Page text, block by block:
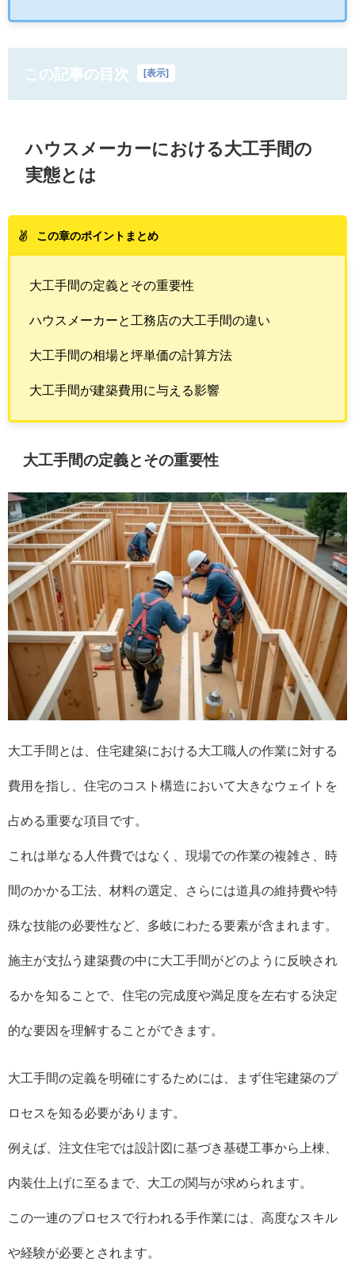
この記事の目次 [表示]
ハウスメーカーにおける大工手間の
実態とは
この章のポイントまとめ
大工手間の定義とその重要性
ハウスメーカーと工務店の大工手間の違い
大工手間の相場と坪単価の計算方法
大工手間が建築費用に与える影響
大工手間の定義とその重要性
大工手間とは、住宅建築における大工職人の作業に対する
費用を指し、住宅のコスト構造において大きなウェイトを
占める重要な項目です。
これは単なる人件費ではなく、現場での作業の複雑さ、時
間のかかる工法、材料の選定、さらには道具の維持費や特
殊な技能の必要性など、多岐にわたる要素が含まれます。
施主が支払う建築費の中に大工手間がどのように反映され
るかを知ることで、住宅の完成度や満足度を左右する決定
的な要因を理解することができます。
大工手間の定義を明確にするためには、まず住宅建築のプ
ロセスを知る必要があります。
例えば、注文住宅では設計図に基づき基礎工事から上棟、
内装仕上げに至るまで、大工の関与が求められます。
この一連のプロセスで行われる手作業には、高度なスキル
や経験が必要とされます。